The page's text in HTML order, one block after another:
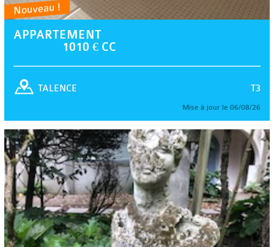
Nouveau !
APPARTEMENT
1010 € CC
T3
TALENCE
Mise à jour le 06/08/26